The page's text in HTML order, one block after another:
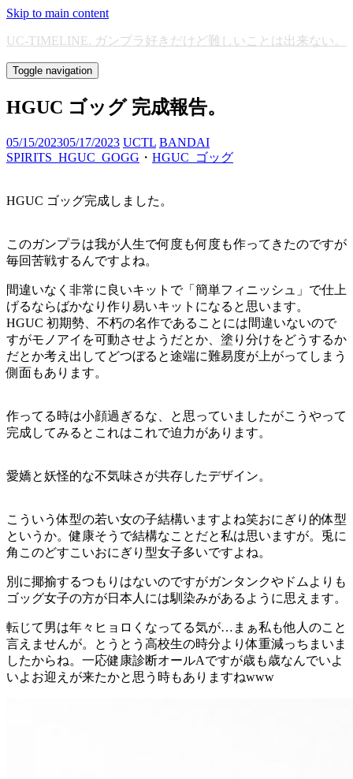
Skip to main content
UC-TIMELINE. ガンプラ好きだけど難しいことは出来ない。
Toggle navigation
HGUC ゴッグ 完成報告。
05/15/202305/17/2023 UCTL BANDAI
SPIRITS_HGUC_GOGG ・ HGUC_ゴッグ
HGUC ゴッグ完成しました。
このガンプラは我が人生で何度も何度も作ってきたのですが
毎回苦戦するんですよね。
間違いなく非常に良いキットで「簡単フィニッシュ」で仕上
げるならばかなり作り易いキットになると思います。
HGUC 初期勢、不朽の名作であることには間違いないので
すがモノアイを可動させようだとか、塗り分けをどうするか
だとか考え出してどつぼると途端に難易度が上がってしまう
側面もあります。
作ってる時は小顔過ぎるな、と思っていましたがこうやって
完成してみるとこれはこれで迫力があります。
愛嬌と妖怪的な不気味さが共存したデザイン。
こういう体型の若い女の子結構いますよね笑おにぎり的体型
というか。健康そうで結構なことだと私は思いますが。兎に
角このどすこいおにぎり型女子多いですよね。
別に揶揄するつもりはないのですがガンタンクやドムよりも
ゴッグ女子の方が日本人には馴染みがあるように思えます。
転じて男は年々ヒョロくなってる気が…まぁ私も他人のこと
言えませんが。とうとう高校生の時分より体重減っちまいま
したからね。一応健康診断オールAですが歳も歳なんでいよ
いよお迎えが来たかと思う時もありますねwww